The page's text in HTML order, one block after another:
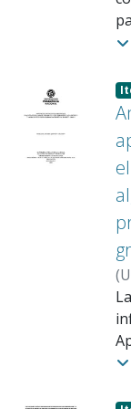
(